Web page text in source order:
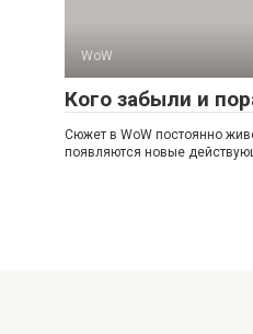
WoW
Кого забыли и
Сюжет в WoW постоянно
появляются новые